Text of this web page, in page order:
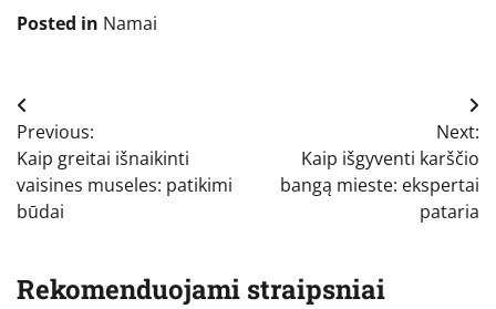
Posted in Namai
Navigacija
tarp
įrašų
Previous:
Kaip greitai išnaikinti
vaisines museles: patikimi
būdai
Next:
Kaip išgyventi karščio
bangą mieste: ekspertai
pataria
Rekomenduojami straipsniai